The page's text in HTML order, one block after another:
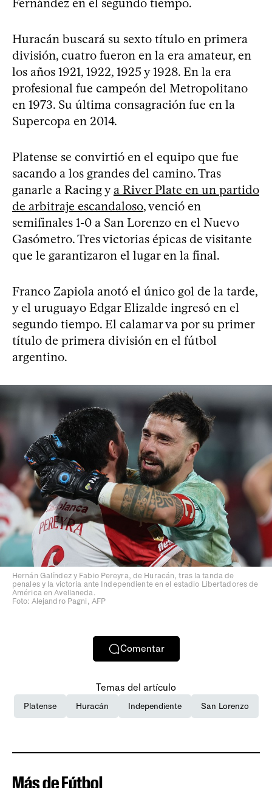
Huracán buscará su sexto título en primera
división, cuatro fueron en la era amateur, en
los años 1921, 1922, 1925 y 1928. En la era
profesional fue campeón del Metropolitano
en 1973. Su última consagración fue en la
Supercopa en 2014.
Platense se convirtió en el equipo que fue
sacando a los grandes del camino. Tras
ganarle a Racing y a River Plate en un partido
de arbitraje escandaloso, venció en
semifinales 1-0 a San Lorenzo en el Nuevo
Gasómetro. Tres victorias épicas de visitante
que le garantizaron el lugar en la final.
Franco Zapiola anotó el único gol de la tarde,
y el uruguayo Edgar Elizalde ingresó en el
segundo tiempo. El calamar va por su primer
título de primera división en el fútbol
argentino.
Hernán Galíndez y Fabio Pereyra, de Huracán, tras la tanda de
penales y la victoria ante Independiente en el estadio Libertadores de
América en Avellaneda.
Foto: Alejandro Pagni, AFP
Comentar
Temas del artículo
Platense Huracán Independiente San Lorenzo
Más de Fútbol